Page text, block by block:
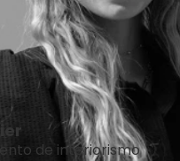
de interiorismo